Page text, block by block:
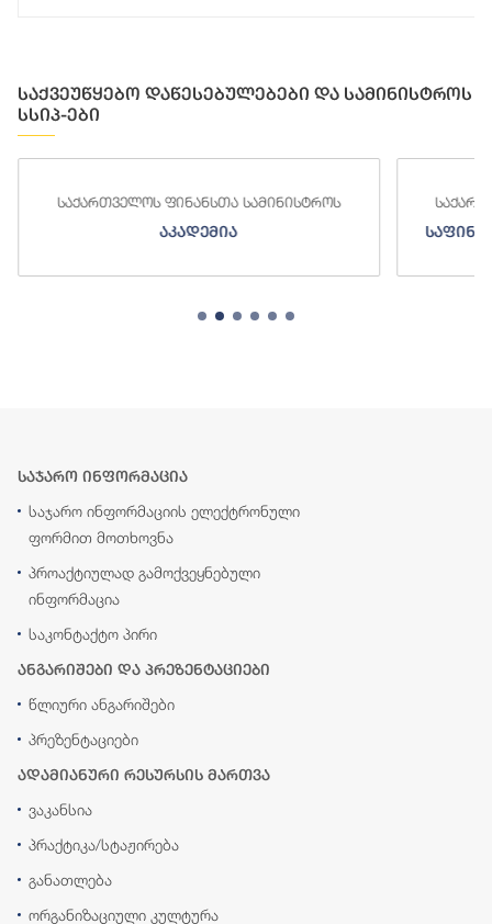
საქვეუწყებო დაწესებულებები და სამინისტროს
სსიპ-ები
საქართველოს ფინანსთა სამინისტროს
აკადემია
საჯარო ინფორმაცია
საჯარო ინფორმაციის ელექტრონული
ფორმით მოთხოვნა
პროაქტიულად გამოქვეყნებული
ინფორმაცია
საკონტაქტო პირი
ანგარიშები და პრეზენტაციები
წლიური ანგარიშები
პრეზენტაციები
ადამიანური რესურსის მართვა
ვაკანსია
პრაქტიკა/სტაჟირება
განათლება
ორგანიზაციული კულტურა